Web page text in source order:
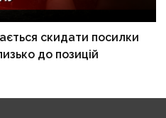
скидати посилки
до позицій